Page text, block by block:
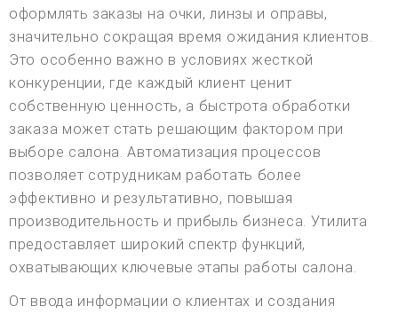
оформлять заказы на очки, линзы и оправы,
значительно сокращая время ожидания клиентов.
Это особенно важно в условиях жесткой
конкуренции, где каждый клиент ценит
собственную ценность, а быстрота обработки
заказа может стать решающим фактором при
выборе салона. Автоматизация процессов
позволяет сотрудникам работать более
эффективно и результативно, повышая
производительность и прибыль бизнеса. Утилита
предоставляет широкий спектр функций,
охватывающих ключевые этапы работы салона.
От ввода информации о клиентах и создания